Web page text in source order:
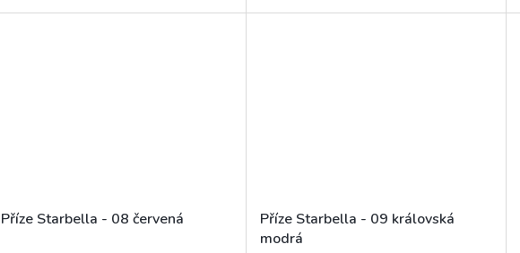
Příze Starbella - 08 červená
Příze Starbella - 09 královská
modrá